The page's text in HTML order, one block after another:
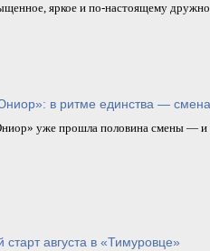
яркое и по‑настоящему
в ритме единства — смена
уже прошла половина смены — и
августа в «Тимуровце»